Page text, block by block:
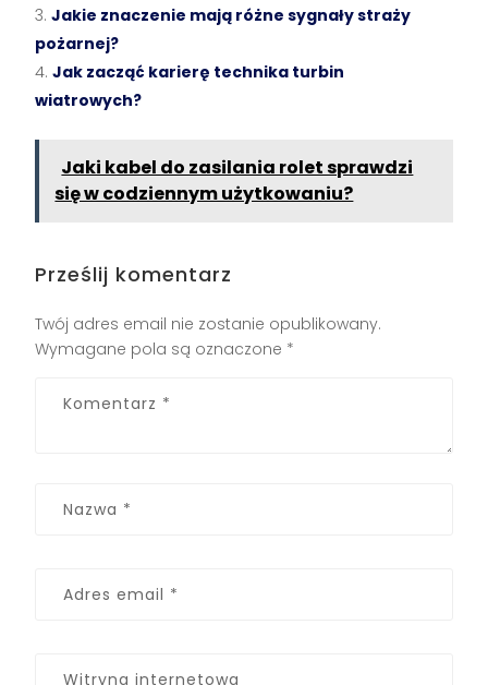
Jakie znaczenie mają różne sygnały straży
pożarnej?
Jak zacząć karierę technika turbin
wiatrowych?
Jaki kabel do zasilania rolet sprawdzi
się w codziennym użytkowaniu?
Prześlij komentarz
Twój adres email nie zostanie opublikowany.
Wymagane pola są oznaczone *